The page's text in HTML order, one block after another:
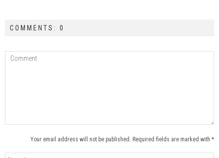
COMMENTS: 0
Your email address will not be published. Required fields are marked with *